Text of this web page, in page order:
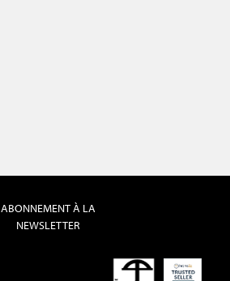
ABONNEMENT À LA
NEWSLETTER